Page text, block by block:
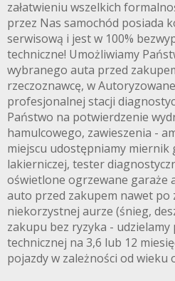
załatwieniu wszelkich
przez Nas samochód posiada
serwisową i jest w 100%
techniczne! Umożliwiamy
wybranego auta przed
rzeczoznawcę, w
profesjonalnej stacji
Państwo na potwierdzenie
hamulcowego, zawieszenia -
miejscu udostępniamy miernik
lakierniczej, tester
oświetlone ogrzewane garaże
auto przed zakupem nawet po
niekorzystnej aurze (śnieg,
zakupu bez ryzyka - udzielamy
technicznej na 3,6 lub 12
pojazdy w zależności od